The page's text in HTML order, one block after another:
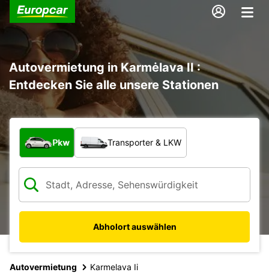
Autovermietung in Karmėlava II :
Entdecken Sie alle unsere Stationen
Welche Art von Fahrzeug?
Pkw Transporter & LKW
Abholort auswählen
Autovermietung Karmelava Ii